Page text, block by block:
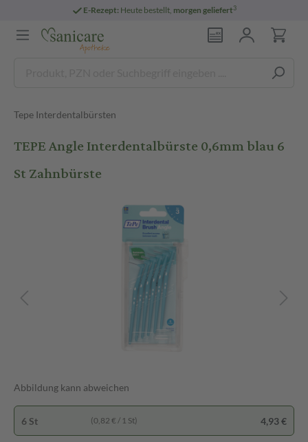
E-Rezept: Heute bestellt, morgen geliefert3
Tepe Interdentalbürsten
TEPE Angle Interdentalbürste 0,6mm blau 6
St Zahnbürste
Abbildung kann abweichen
6 St (0,82 € / 1 St) 4,93 €